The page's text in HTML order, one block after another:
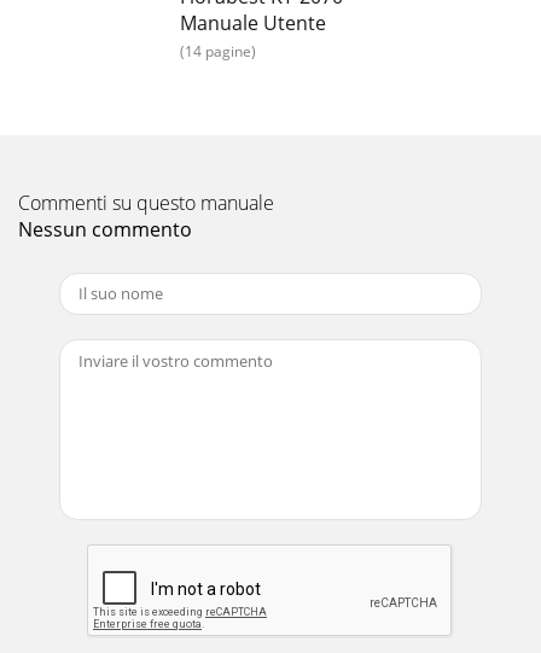
Pagina 15 - 3 jaar garantie
9FI3 vuoden takuuTämä tuote on valmistettu erityistä
tarkkuutta noudattaen ja jatkuvan tarkastuksen alaisena.
Tälle tuotteelle saat kolmen vuoden tak
Pagina 17 - 3 Jahre Garantie
högvärdig produkt. Lär känna produkten innan första
användningen. För detta ändamål bör du noga
Manuale Utente
(14 pagine)
Commenti su questo manuale
Nessun commento